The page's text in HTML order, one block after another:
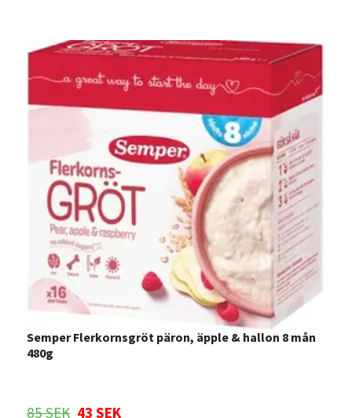
Semper Flerkornsgröt päron, äpple & hallon 8 mån
480g
85 SEK 43 SEK